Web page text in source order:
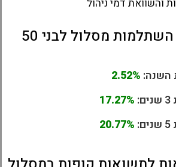
והשוואת דמי ניהול
תשואות מגדל השתלמות מסלול לבני 50
השנה: 2.52%
17.27%
20.77%